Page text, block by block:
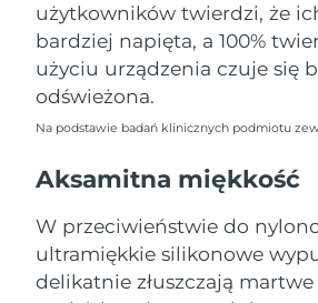
użytkowników twierdzi, że
bardziej napięta, a 100%
użyciu urządzenia czuje się
odświeżona.
Na podstawie badań klinicznych podmiotu
Aksamitna miękkość
W przeciwieństwie do
ultramiękkie silikonowe
delikatnie złuszczają
Arabia Saudyjska
Singapur
Słowacja
Słowenia